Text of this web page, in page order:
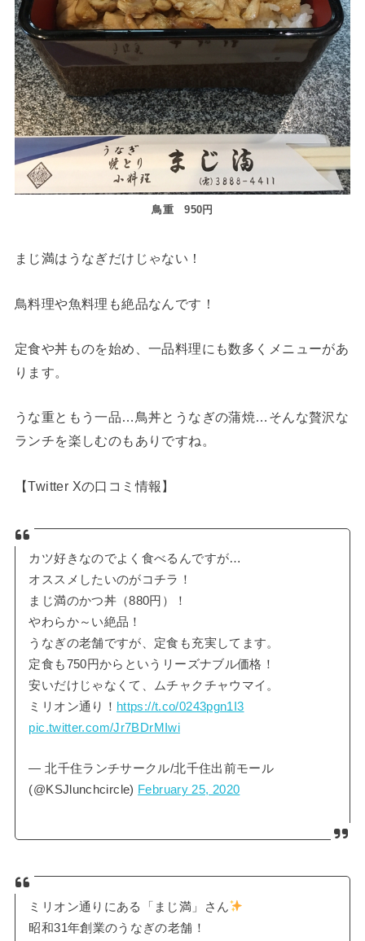
鳥重 950円
まじ満はうなぎだけじゃない！
鳥料理や魚料理も絶品なんです！
定食や丼ものを始め、一品料理にも数多くメニューがあ
ります。
うな重ともう一品…鳥丼とうなぎの蒲焼…そんな贅沢な
ランチを楽しむのもありですね。
【Twitter Xの口コミ情報】
カツ好きなのでよく食べるんですが…
オススメしたいのがコチラ！
まじ満のかつ丼（880円）！
やわらか～い絶品！
うなぎの老舗ですが、定食も充実してます。
定食も750円からというリーズナブル価格！
安いだけじゃなくて、ムチャクチャウマイ。
ミリオン通り！ https://t.co/0243pgn1I3
pic.twitter.com/Jr7BDrMIwi
— 北千住ランチサークル/北千住出前モール
(@KSJlunchcircle) February 25, 2020
ミリオン通りにある「まじ満」さん
昭和31年創業のうなぎの老舗！